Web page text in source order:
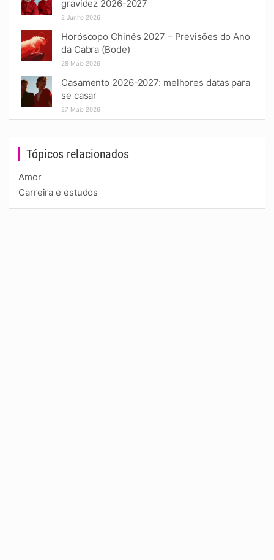
Tópicos relacionados
Amor
Carreira e estudos
gravidez 2026-2027
2 Junho 2026
Horóscopo Chinês 2027 – Previsões do Ano
da Cabra (Bode)
28 Maio 2026
Casamento 2026-2027: melhores datas para
se casar
27 Maio 2026